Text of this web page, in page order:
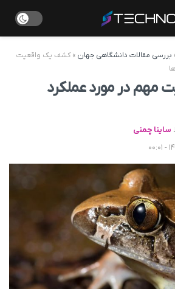
بررسی مقالات دانشگاهی جهان »کشف یک واقعیت
در مورد عملکرد
ساینا چمنی